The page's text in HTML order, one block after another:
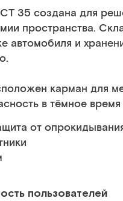
35 создана для
пространства.
автомобиля и
карман для
в тёмное время
от
пользователей